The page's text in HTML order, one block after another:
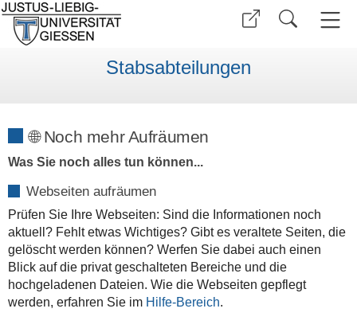
Stabsabteilungen
🌐 Noch mehr Aufräumen
Was Sie noch alles tun können...
Webseiten aufräumen
Prüfen Sie Ihre Webseiten: Sind die Informationen noch
aktuell? Fehlt etwas Wichtiges? Gibt es veraltete Seiten, die
gelöscht werden können? Werfen Sie dabei auch einen
Blick auf die privat geschalteten Bereiche und die
hochgeladenen Dateien. Wie die Webseiten gepflegt
werden, erfahren Sie im Hilfe-Bereich.